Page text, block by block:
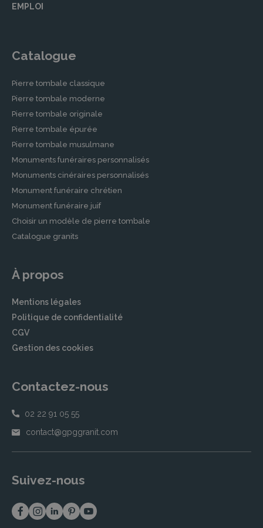
EMPLOI
Catalogue
Pierre tombale classique
Pierre tombale moderne
Pierre tombale originale
Pierre tombale épurée
Pierre tombale musulmane
Monuments funéraires personnalisés
Monuments cinéraires personnalisés
Monument funéraire chrétien
Monument funéraire juif
Choisir un modèle de pierre tombale
Catalogue granits
À propos
Mentions légales
Politique de confidentialité
CGV
Gestion des cookies
Contactez-nous
02 22 91 05 55
contact@gpggranit.com
Suivez-nous